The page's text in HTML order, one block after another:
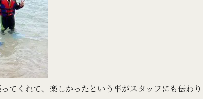
てくれて、楽しかったという事がスタッフにも伝わ